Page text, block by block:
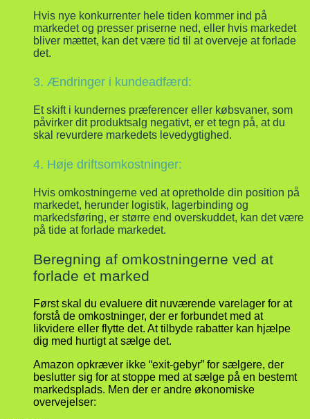
Hvis nye konkurrenter hele tiden kommer ind på
markedet og presser priserne ned, eller hvis markedet
bliver mættet, kan det være tid til at overveje at forlade
det.
3. Ændringer i kundeadfærd:
Et skift i kundernes præferencer eller købsvaner, som
påvirker dit produktsalg negativt, er et tegn på, at du
skal revurdere markedets levedygtighed.
4. Høje driftsomkostninger:
Hvis omkostningerne ved at opretholde din position på
markedet, herunder logistik, lagerbinding og
markedsføring, er større end overskuddet, kan det være
på tide at forlade markedet.
Beregning af omkostningerne ved at
forlade et marked
Først skal du evaluere dit nuværende varelager for at
forstå de omkostninger, der er forbundet med at
likvidere eller flytte det. At tilbyde rabatter kan hjælpe
dig med hurtigt at sælge det.
Amazon opkræver ikke “exit-gebyr” for sælgere, der
beslutter sig for at stoppe med at sælge på en bestemt
markedsplads. Men der er andre økonomiske
overvejelser: